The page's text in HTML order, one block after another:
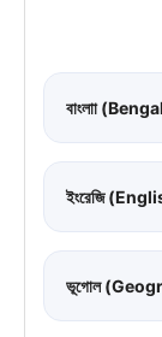
বাংলাা
ইংরেজি
ভূগোল